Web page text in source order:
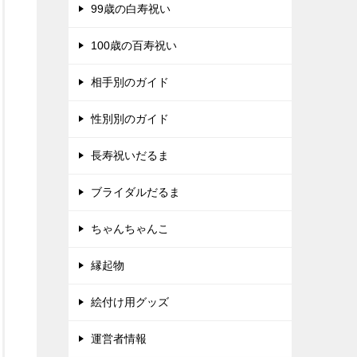
99歳の白寿祝い
100歳の百寿祝い
相手別のガイド
性別別のガイド
長寿祝いだるま
ブライダルだるま
ちゃんちゃんこ
縁起物
絵付け用グッズ
運営者情報